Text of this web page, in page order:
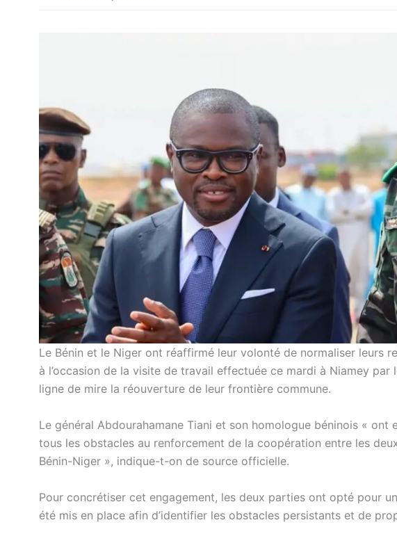
Le Bénin et le Niger ont réaffirmé leur volonté de normaliser leurs
à l’occasion de la visite de travail effectuée ce mardi à Niamey par
ligne de mire la réouverture de leur frontière commune.
Le général Abdourahamane Tiani et son homologue béninois «
tous les obstacles au renforcement de la coopération entre les
Bénin-Niger », indique-t-on de source officielle.
Pour concrétiser cet engagement, les deux parties ont opté pour
été mis en place afin d’identifier les obstacles persistants et de